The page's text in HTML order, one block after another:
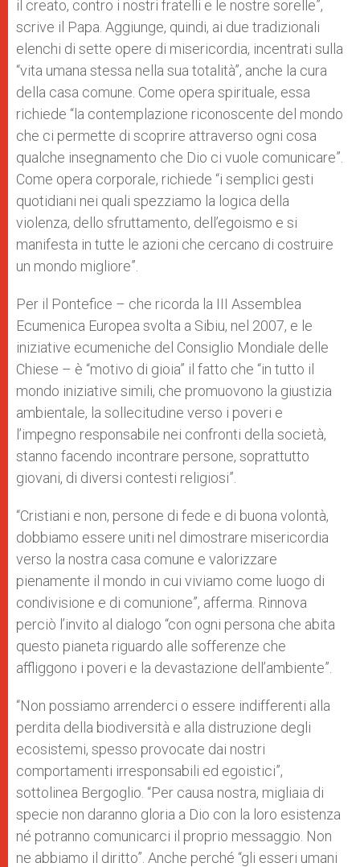
il creato, contro i nostri fratelli e le nostre sorelle”,
scrive il Papa. Aggiunge, quindi, ai due tradizionali
elenchi di sette opere di misericordia, incentrati sulla
“vita umana stessa nella sua totalità”, anche la cura
della casa comune. Come opera spirituale, essa
richiede “la contemplazione riconoscente del mondo
che ci permette di scoprire attraverso ogni cosa
qualche insegnamento che Dio ci vuole comunicare”.
Come opera corporale, richiede “i semplici gesti
quotidiani nei quali spezziamo la logica della
violenza, dello sfruttamento, dell’egoismo e si
manifesta in tutte le azioni che cercano di costruire
un mondo migliore”.
Per il Pontefice – che ricorda la III Assemblea
Ecumenica Europea svolta a Sibiu, nel 2007, e le
iniziative ecumeniche del Consiglio Mondiale delle
Chiese – è “motivo di gioia” il fatto che “in tutto il
mondo iniziative simili, che promuovono la giustizia
ambientale, la sollecitudine verso i poveri e
l’impegno responsabile nei confronti della società,
stanno facendo incontrare persone, soprattutto
giovani, di diversi contesti religiosi”.
“Cristiani e non, persone di fede e di buona volontà,
dobbiamo essere uniti nel dimostrare misericordia
verso la nostra casa comune e valorizzare
pienamente il mondo in cui viviamo come luogo di
condivisione e di comunione”, afferma. Rinnova
perciò l’invito al dialogo “con ogni persona che abita
questo pianeta riguardo alle sofferenze che
affliggono i poveri e la devastazione dell’ambiente”.
“Non possiamo arrenderci o essere indifferenti alla
perdita della biodiversità e alla distruzione degli
ecosistemi, spesso provocate dai nostri
comportamenti irresponsabili ed egoistici”,
sottolinea Bergoglio. “Per causa nostra, migliaia di
specie non daranno gloria a Dio con la loro esistenza
né potranno comunicarci il proprio messaggio. Non
ne abbiamo il diritto”. Anche perché “gli esseri umani